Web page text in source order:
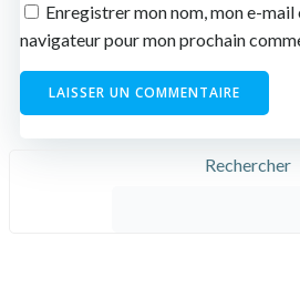
Enregistrer mon nom, mon e-mail
navigateur pour mon prochain
Rechercher